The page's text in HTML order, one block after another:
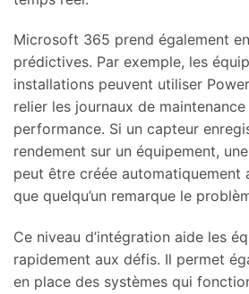
Microsoft 365 prend également
prédictives. Par exemple, les
installations peuvent utiliser
relier les journaux de
performance. Si un capteur
rendement sur un équipement,
peut être créée automatiquement
que quelqu’un remarque le
Ce niveau d’intégration aide les
rapidement aux défis. Il permet
en place des systèmes qui